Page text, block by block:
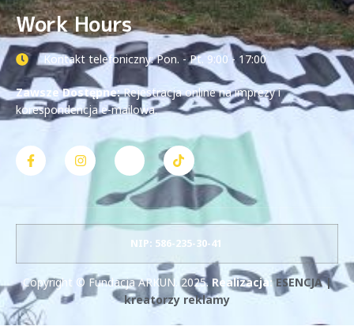
Work Hours
Kontakt telefoniczny: Pon. - Pt. 9:00 - 17:00
Zawsze Dostępne:Rejestracja online na imprezy i
korespondencja e-mailowa.
NIP: 586-235-30-41
Copyright © Fundacja ARKUN. 2025. Realizacja:ESENCJA |
kreatorzy reklamy